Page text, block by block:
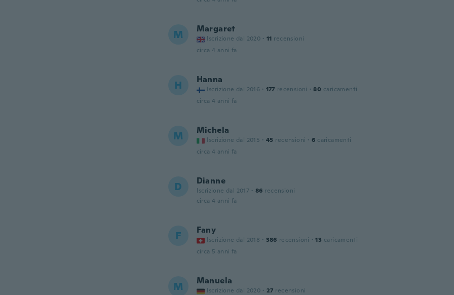
M Margaret
Iscrizione dal 2020 · 11 recensioni
circa 4 anni fa
H Hanna
Iscrizione dal 2016 · 177 recensioni · 80 caricamenti
circa 4 anni fa
M Michela
Iscrizione dal 2015 · 45 recensioni · 6 caricamenti
circa 4 anni fa
D Dianne
Iscrizione dal 2017 · 86 recensioni
circa 4 anni fa
F Fany
Iscrizione dal 2018 · 386 recensioni · 13 caricamenti
circa 5 anni fa
M Manuela
Iscrizione dal 2020 · 27 recensioni